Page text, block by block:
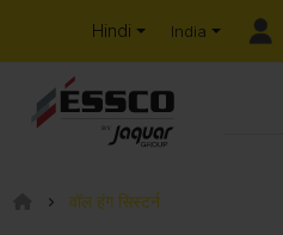
Hindi India
वॉल हंग सिस्टर्न